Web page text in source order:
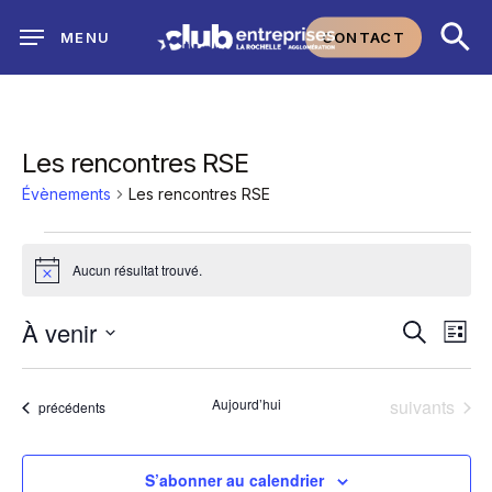
main
CONTACT
MENU
Les rencontres RSE
Évènements Les rencontres RSE
Évènements
Notice Aucun résultat trouvé.
et
Recherche
de
Liste
À venir
Sélectionnez
Évènements
précédents Aujourd’hui Évènements
suivants
S’abonner au calendrier